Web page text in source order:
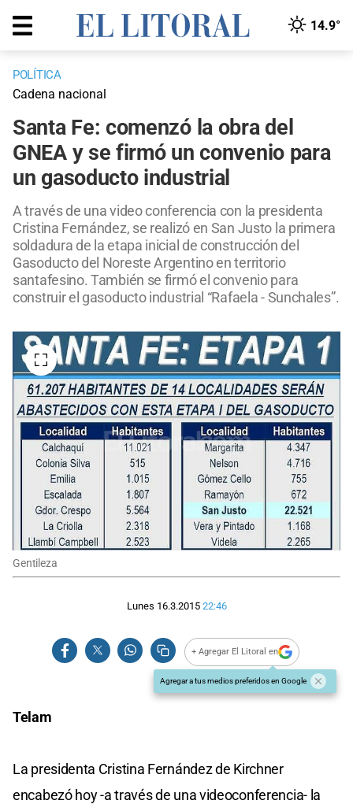
14.9°
POLÍTICA
Cadena nacional
Santa Fe: comenzó la obra del
GNEA y se firmó un convenio para
un gasoducto industrial
A través de una video conferencia con la presidenta
Cristina Fernández, se realizó en San Justo la primera
soldadura de la etapa inicial de construcción del
Gasoducto del Noreste Argentino en territorio
santafesino. También se firmó el convenio para
construir el gasoducto industrial “Rafaela - Sunchales”.
Gentileza
Lunes 16.3.2015 22:46
+ Agregar El Litoral en
Agregar a tus medios preferidos en Google
Telam
La presidenta Cristina Fernández de Kirchner
encabezó hoy -a través de una videoconferencia- la